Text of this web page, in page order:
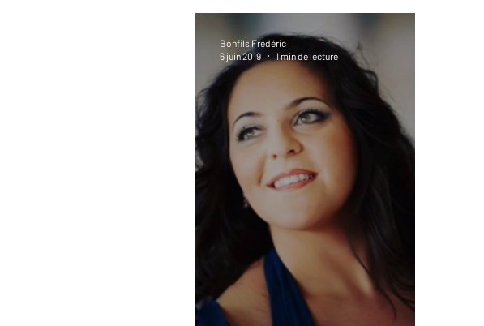
Performance Rire Récompense
Événement Validé par Romane. Spécial Famille
Offre spéciale Annuaire Théâtre - Musée
Bonfils Frédéric
6 juin 2019
1 min de lecture